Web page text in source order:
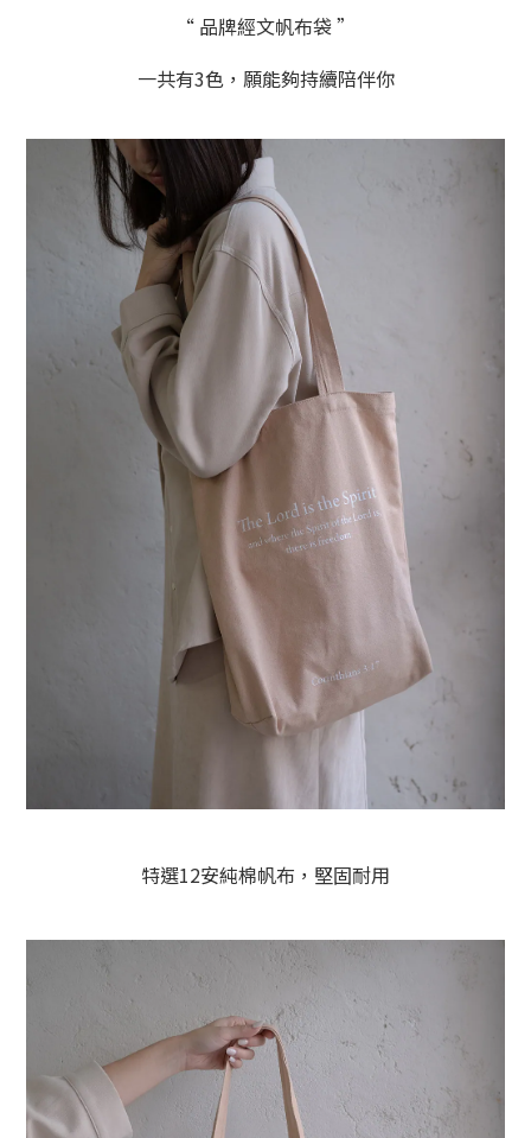
“ 品牌經文帆布袋 ”
一共有3色，願能夠持續陪伴你
特選12安純棉帆布，堅固耐用